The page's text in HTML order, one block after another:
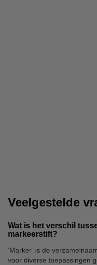
Potloden
Veelgestelde
Wat is het verschil
markeerstift?
‘Marker’ is de
voor diverse toepassingen